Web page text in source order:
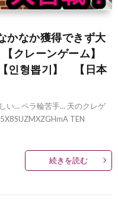
かなか獲得できず大
クレーンゲーム】
인형뽑기】 【日本
い… ペラ輪苦手… 天のクレゲ
TEN
続きを読む